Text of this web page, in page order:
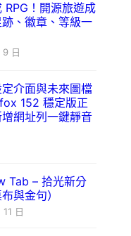
RPG！開源旅遊成
、徽章、等級一
日
介面與未來圖檔
152 穩定版正
網址列一鍵靜音
Tab – 拾光新分
與金句）
日